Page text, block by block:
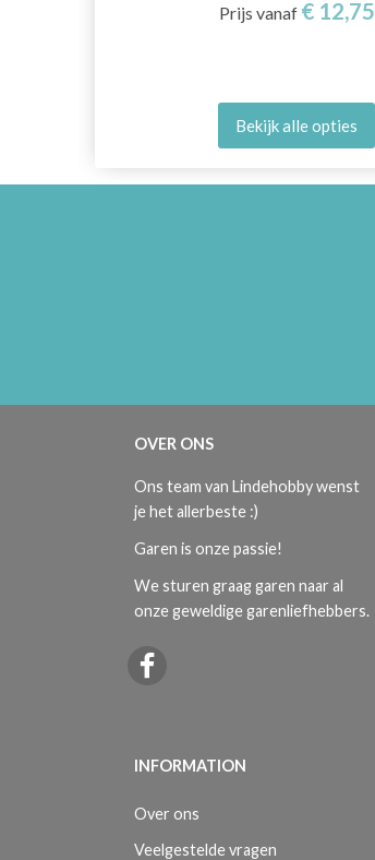
Prijs vanaf € 12,75
Bekijk alle opties
OVER ONS
Ons team van Lindehobby wenst
je het allerbeste :)
Garen is onze passie!
We sturen graag garen naar al
onze geweldige garenliefhebbers.
INFORMATION
Over ons
Veelgestelde vragen